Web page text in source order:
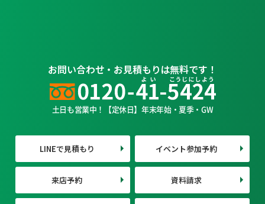
お問い合わせ・お見積もりは無料です！
土日も営業中！【定休日】年末年始・夏季・GW
LINEで見積もり イベント参加予約
来店予約 資料請求